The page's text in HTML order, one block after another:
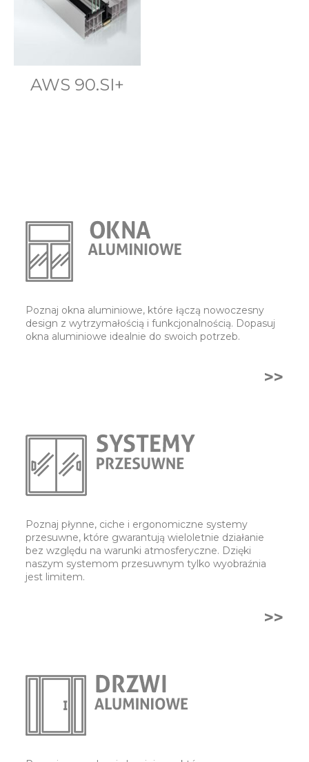
AWS 90.SI+
Poznaj okna aluminiowe, które łączą nowoczesny
design z wytrzymałością i funkcjonalnością. Dopasuj
okna aluminiowe idealnie do swoich potrzeb.
>>
Poznaj płynne, ciche i ergonomiczne systemy
przesuwne, które gwarantują wieloletnie działanie
bez względu na warunki atmosferyczne. Dzięki
naszym systemom przesuwnym tylko wyobraźnia
jest limitem.
>>